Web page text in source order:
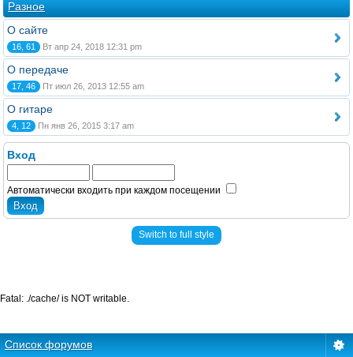
Разное
О сайте
16, 61 Вт апр 24, 2018 12:31 pm
О передаче
17, 46 Пт июл 26, 2013 12:55 am
О гитаре
4, 12 Пн янв 26, 2015 3:17 am
Вход
Автоматически входить при каждом посещении
Switch to full style
Список форумов
Fatal: ./cache/ is NOT writable.